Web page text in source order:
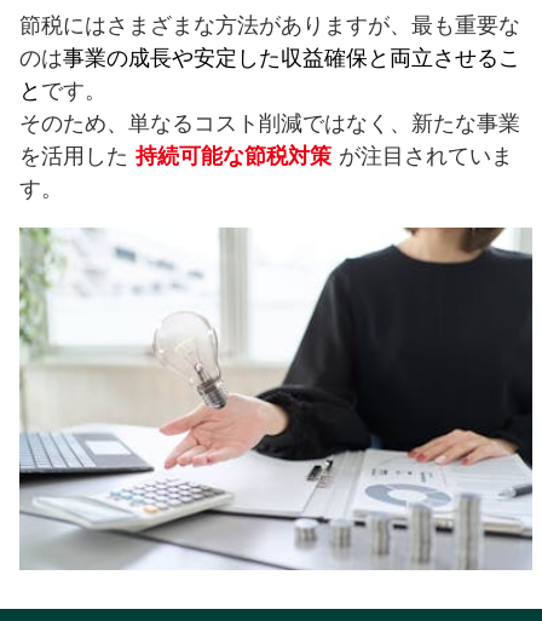
節税にはさまざまな方法がありますが、最も重要な
のは事業の成長や安定した収益確保と両立させるこ
と です。
そのため、単なるコスト削減ではなく、新たな事業
を活用した 持続可能な節税対策 が注目されていま
す。